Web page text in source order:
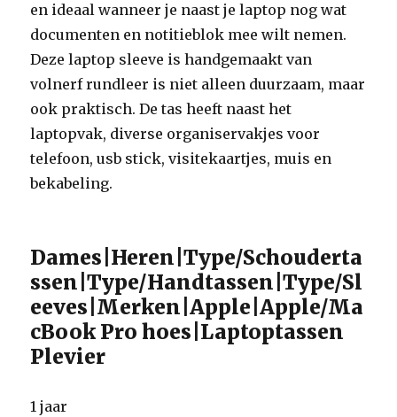
en ideaal wanneer je naast je laptop nog wat
documenten en notitieblok mee wilt nemen.
Deze laptop sleeve is handgemaakt van
volnerf rundleer is niet alleen duurzaam, maar
ook praktisch. De tas heeft naast het
laptopvak, diverse organiservakjes voor
telefoon, usb stick, visitekaartjes, muis en
bekabeling.
Dames|Heren|Type/Schouderta
ssen|Type/Handtassen|Type/Sl
eeves|Merken|Apple|Apple/Ma
cBook Pro hoes|Laptoptassen
Plevier
1 jaar